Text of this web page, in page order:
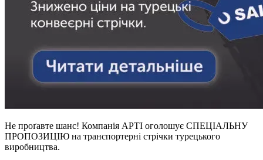
Не проґавте шанс! Компанія АРТІ оголошує СПЕЦІАЛЬНУ
ПРОПОЗИЦІЮ на транспортерні стрічки турецького
виробництва.